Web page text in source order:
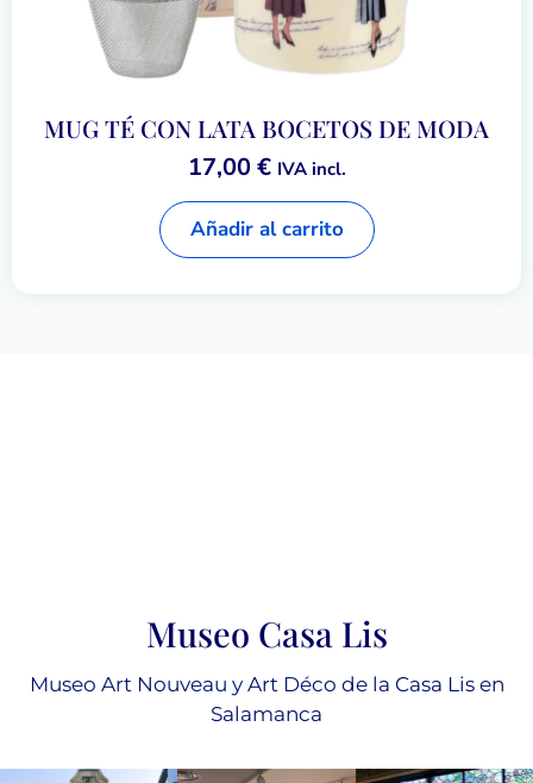
MUG TÉ CON LATA BOCETOS DE MODA
17,00€ IVA incl.
Añadir al carrito
Museo Casa Lis
Museo Art Nouveau y Art Déco de la Casa Lis en
Salamanca